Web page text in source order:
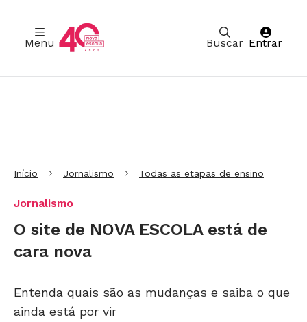
Buscar
Menu Entrar
Início Jornalismo Todas as etapas de ensino
Jornalismo
O site de NOVA ESCOLA está de
cara nova
Entenda quais são as mudanças e saiba o que
ainda está por vir